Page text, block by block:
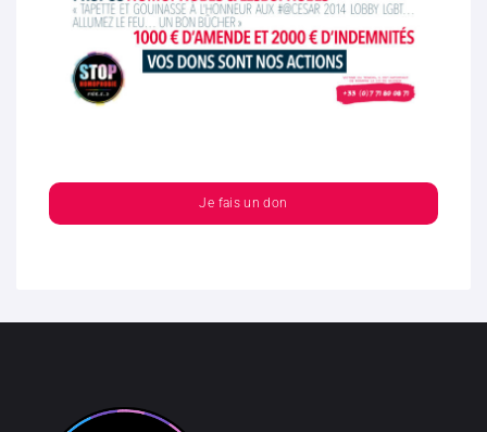
Je fais un don